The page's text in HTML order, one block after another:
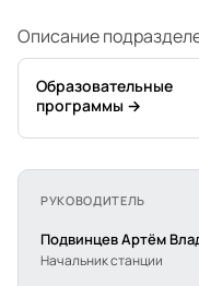
Описание
Образовательные
программы →
РУКОВОДИТЕЛЬ
Подвинцев Артём
Начальник станции